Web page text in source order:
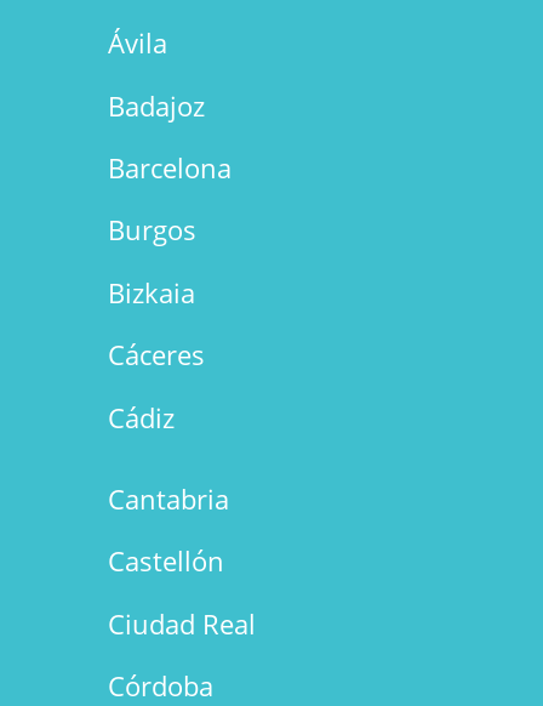
Ávila
Badajoz
Barcelona
Burgos
Bizkaia
Cáceres
Cádiz
Cantabria
Castellón
Ciudad Real
Córdoba